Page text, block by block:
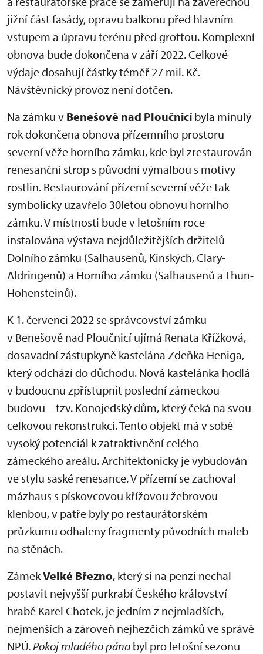
jižní část fasády, opravu balkonu před hlavním
vstupem a úpravu terénu před grottou. Komplexní
obnova bude dokončena v září 2022. Celkové
výdaje dosahují částky téměř 27 mil. Kč.
Návštěvnický provoz není dotčen.
Na zámku v Benešově nad Ploučnicíbyla minulý
rok dokončena obnova přízemního prostoru
severní věže horního zámku, kde byl zrestaurován
renesanční strop s původní výmalbou s motivy
rostlin. Restaurování přízemí severní věže tak
symbolicky uzavřelo 30letou obnovu horního
zámku. V místnosti bude v letošním roce
instalována výstava nejdůležitějších držitelů
Dolního zámku (Salhausenů, Kinských, Clary-
Aldringenů) a Horního zámku (Salhausenů a Thun-
Hohensteinů).
K 1. červenci 2022 se správcovství zámku
v Benešově nad Ploučnicí ujímá Renata Křížková,
dosavadní zástupkyně kastelána Zdeňka Heniga,
který odchází do důchodu. Nová kastelánka hodlá
v budoucnu zpřístupnit poslední zámeckou
budovu – tzv. Konojedský dům, který čeká na svou
celkovou rekonstrukci. Tento objekt má v sobě
vysoký potenciál k zatraktivnění celého
zámeckého areálu. Architektonicky je vybudován
ve stylu saské renesance. V přízemí se zachoval
mázhaus s pískovcovou křížovou žebrovou
klenbou, v patře byly po restaurátorském
průzkumu odhaleny fragmenty původních maleb
na stěnách.
ZámekVelké Březno, který si na penzi nechal
postavit nejvyšší purkrabí Českého království
hrabě Karel Chotek, je jedním z nejmladších,
nejmenších a zároveň nejhezčích zámků ve správě
NPÚ.Pokoj mladého pána byl pro letošní sezonu